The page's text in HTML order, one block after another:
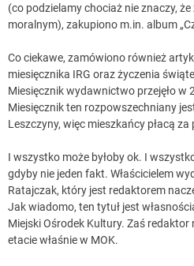
(co podzielamy chociaż nie znaczy,
moralnym), zakupiono m.in. album
Co ciekawe, zamówiono również
miesięcznika IRG oraz życzenia
Miesięcznik wydawnictwo przejęło w
Miesięcznik ten rozpowszechniany
Leszczyny, więc mieszkańcy płacą
I wszystko może byłoby ok. I
gdyby nie jeden fakt. Właścicielem
Ratajczak, który jest redaktorem
Jak wiadomo, ten tytuł jest
Miejski Ośrodek Kultury. Zaś
etacie właśnie w MOK.